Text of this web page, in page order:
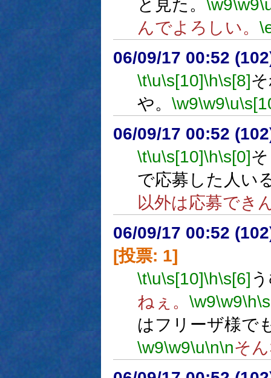
と見た。 \w9\w9
んでよろしい。
06/09/17 00:52
\t\u\s[10]\h\s[8]
や。 \w9\w9\u
06/09/17 00:52
\t\u\s[10]\h\s[0]
で応募した人い
以外は応募でき
06/09/17 00:52
[投票: 1]
\t\u\s[10]\h\s[6]
ねぇ。 \w9\w9\h
はフリーザ様で
\w9\w9\u\n\nそ